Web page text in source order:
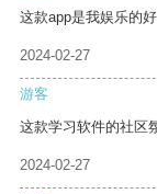
这款app是我娱乐的
2024-02-27
游客
这款学习软件的社区
2024-02-27